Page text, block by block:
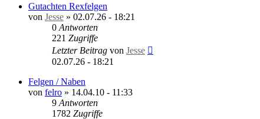
Gutachten Rexfelgen
von Jesse » 02.07.26 - 18:21
0 Antworten
221 Zugriffe
Letzter Beitrag von Jesse
02.07.26 - 18:21
Felgen / Naben
von felro » 14.04.10 - 11:33
9 Antworten
1782 Zugriffe